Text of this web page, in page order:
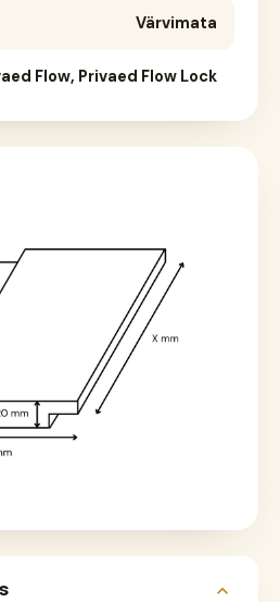
Värvimata
Flow, Privaed Flow Lock